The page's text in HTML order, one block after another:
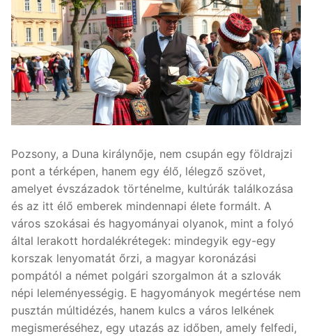
Pozsony, a Duna királynője, nem csupán egy földrajzi
pont a térképen, hanem egy élő, lélegző szövet,
amelyet évszázadok történelme, kultúrák találkozása
és az itt élő emberek mindennapi élete formált. A
város szokásai és hagyományai olyanok, mint a folyó
által lerakott hordalékrétegek: mindegyik egy-egy
korszak lenyomatát őrzi, a magyar koronázási
pompától a német polgári szorgalmon át a szlovák
népi leleményességig. E hagyományok megértése nem
pusztán múltidézés, hanem kulcs a város lelkének
megismeréséhez, egy utazás az időben, amely felfedi,